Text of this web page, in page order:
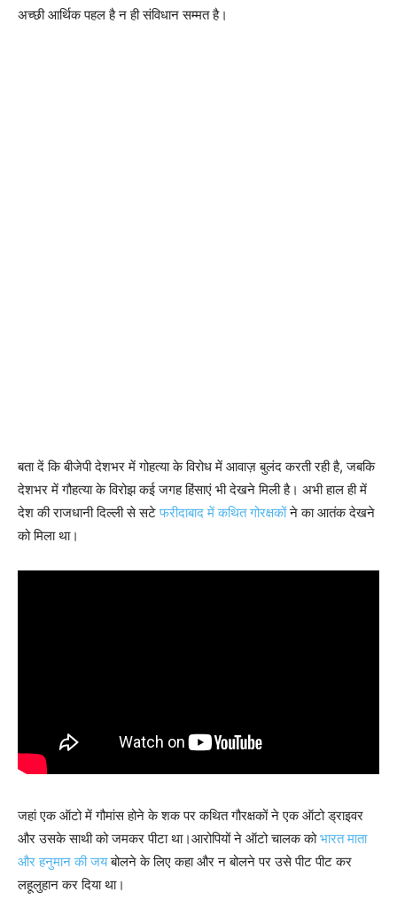
अच्छी आर्थिक पहल है न ही संविधान सम्मत है।
बता दें कि बीजेपी देशभर में गोहत्या के विरोध में आवाज़ बुलंद करती रही है, जबकि
देशभर में गौहत्या के विरोझ कई जगह हिंसाएं भी देखने मिली है। अभी हाल ही में
देश की राजधानी दिल्ली से सटेफरीदाबाद में कथित गोरक्षकोंने का आतंक देखने
को मिला था।
जहां एक ऑटो में गौमांस होने के शक पर कथित गौरक्षकों ने एक ऑटो ड्राइवर
और उसके साथी को जमकर पीटा था।आरोपियों ने ऑटो चालक कोभारत माता
और हनुमान की जयबोलने के लिए कहा और न बोलने पर उसे पीट पीट कर
लहूलुहान कर दिया था।